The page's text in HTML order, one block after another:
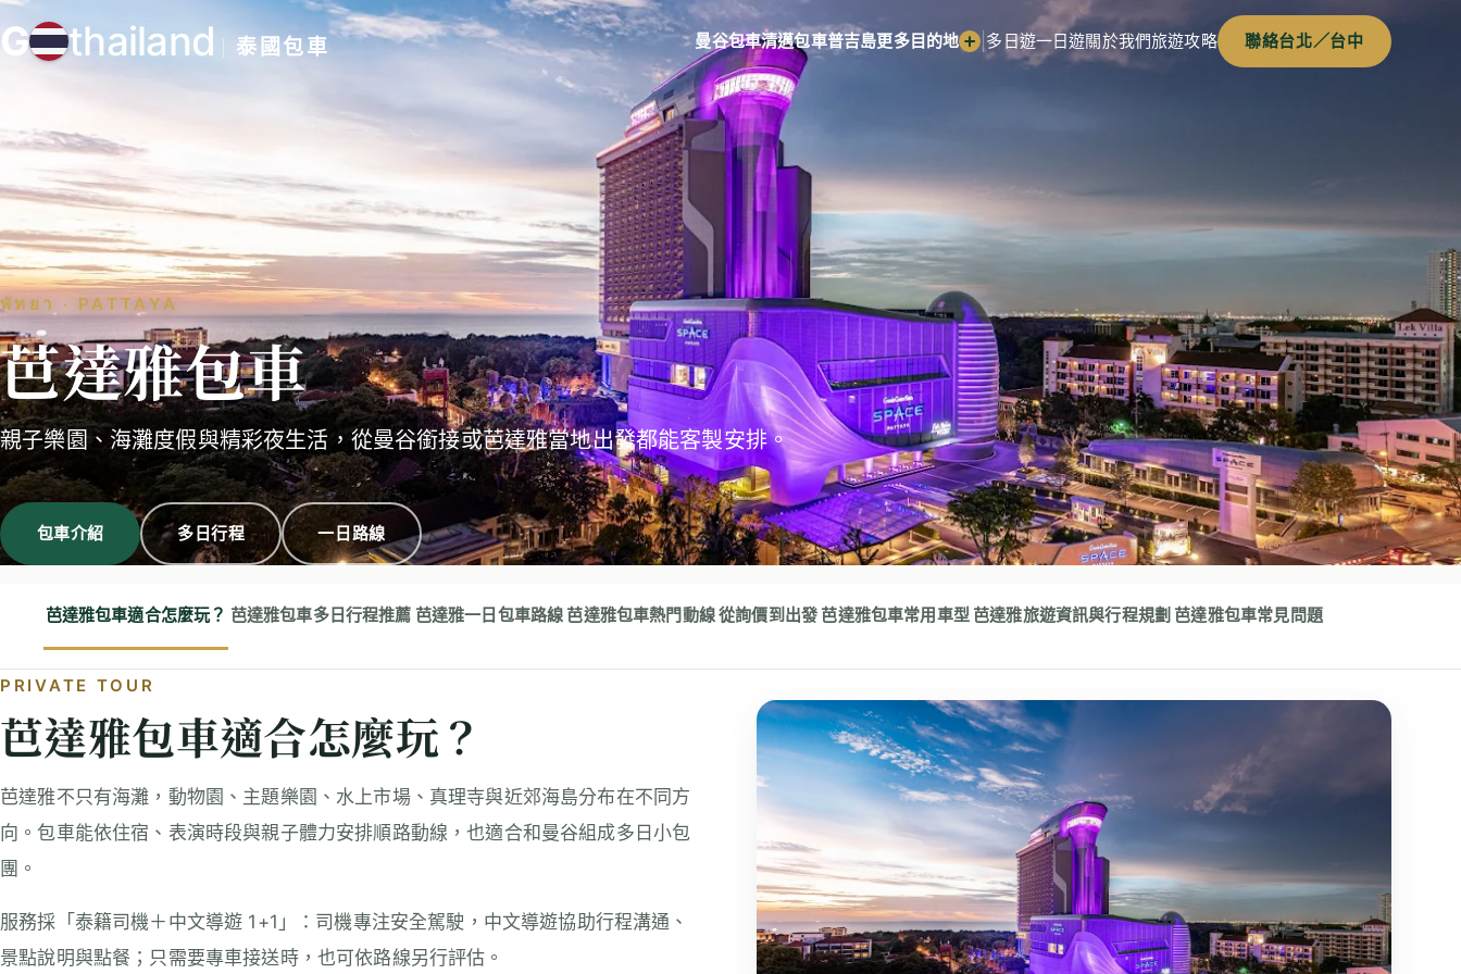
至
內
G thailand 泰國包車 曼谷包車清邁包車普吉島更多目的地 多日遊一日遊關於我們旅遊攻略 聯絡台北／台中
พัทยา ‧ PATTAYA
芭達雅包車
親子樂園、海灘度假與精彩夜生活，從曼谷銜接或芭達雅當地出發都能客製安排。
包車介紹 多日行程 一日路線
芭達雅包車適合怎麼玩？ 芭達雅包車多日行程推薦 芭達雅一日包車路線 芭達雅包車熱門動線從詢價到出發 芭達雅包車常用車型 芭達雅旅遊資訊與行程規劃 芭達雅包車常見問題
PRIVATE TOUR
芭達雅包車適合怎麼玩？
芭達雅不只有海灘，動物園、主題樂園、水上市場、真理寺與近郊海島分布在不同方
向。包車能依住宿、表演時段與親子體力安排順路動線，也適合和曼谷組成多日小包
團。
服務採「泰籍司機＋中文導遊 1+1」：司機專注安全駕駛，中文導遊協助行程溝通、
景點說明與點餐；只需要專車接送時，也可依路線另行評估。